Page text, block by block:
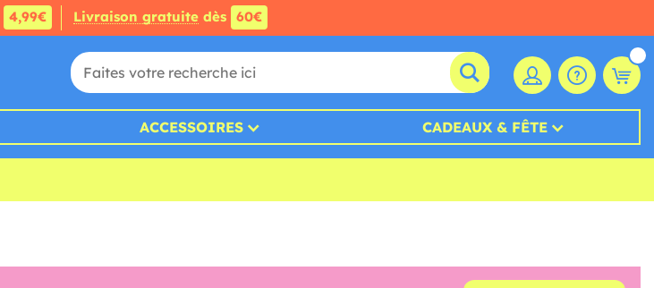
4,99€ Livraison gratuite dès 60€
ACCESSOIRES CADEAUX & FÊTE